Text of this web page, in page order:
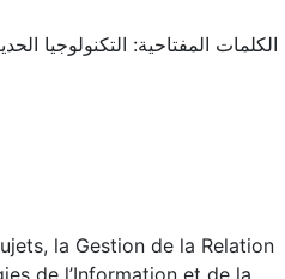
الكلمات المفتاحية: التكنولوجيا
la Gestion de la Relation
de l’Information et de la